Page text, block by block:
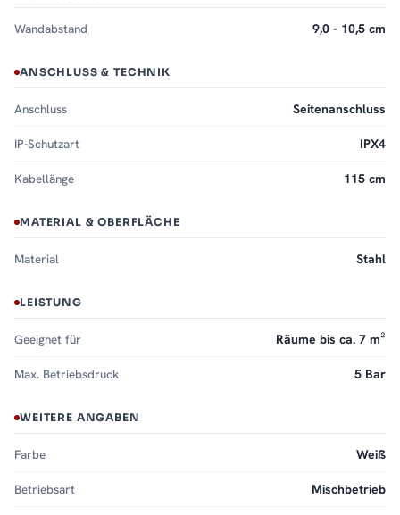
Wandabstand 9,0 - 10,5 cm
ANSCHLUSS & TECHNIK
Anschluss Seitenanschluss
IP-Schutzart IPX4
Kabellänge 115 cm
MATERIAL & OBERFLÄCHE
Material Stahl
LEISTUNG
Geeignet für Räume bis ca. 7 m²
Max. Betriebsdruck 5 Bar
WEITERE ANGABEN
Farbe Weiß
Betriebsart Mischbetrieb